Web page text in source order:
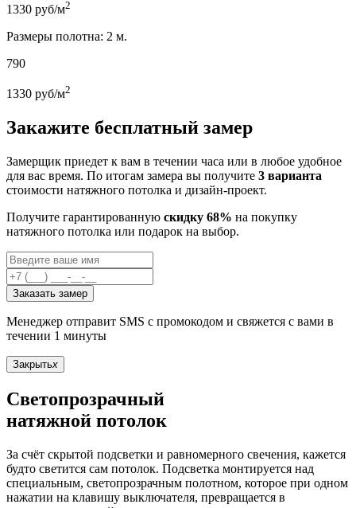
1330 руб/м2
Размеры полотна: 2 м.
790
1330 руб/м2
Закажите бесплатный замер
Замерщик приедет к вам в течении часа или в любое удобное
для вас время. По итогам замера вы получите 3 варианта
стоимости натяжного потолка и дизайн-проект.
Получите гарантированную скидку 68% на покупку
натяжного потолка или подарок на выбор.
Заказать замер
Менеджер отправит SMS с промокодом и свяжется с вами в
течении 1 минуты
Закрытьx
Светопрозрачный
натяжной потолок
За счёт скрытой подсветки и равномерного свечения, кажется
будто светится сам потолок. Подсветка монтируется над
специальным, светопрозрачным полотном, которое при одном
нажатии на клавишу выключателя, превращается в